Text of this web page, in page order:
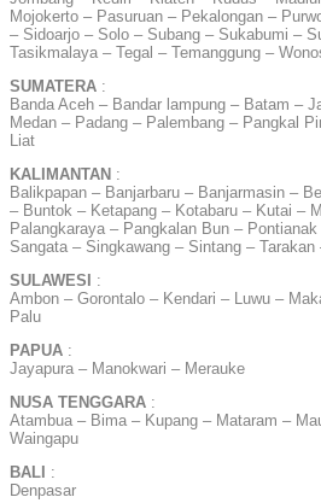
Mojokerto – Pasuruan – Pekalongan –
– Sidoarjo – Solo – Subang – Sukabumi –
Tasikmalaya – Tegal – Temanggung –
SUMATERA :
Banda Aceh – Bandar lampung – Batam –
Medan – Padang – Palembang – Pangkal
Liat
KALIMANTAN :
Balikpapan – Banjarbaru – Banjarmasin –
– Buntok – Ketapang – Kotabaru – Kutai –
Palangkaraya – Pangkalan Bun –
Sangata – Singkawang – Sintang – Tarakan
SULAWESI :
Ambon – Gorontalo – Kendari – Luwu –
Palu
PAPUA :
Jayapura – Manokwari – Merauke
NUSA TENGGARA :
Atambua – Bima – Kupang – Mataram –
Waingapu
BALI :
Denpasar